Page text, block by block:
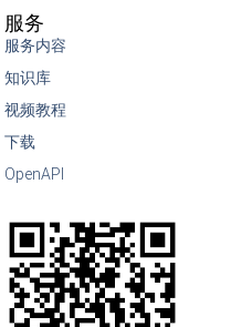
服务
服务内容
知识库
视频教程
下载
OpenAPI